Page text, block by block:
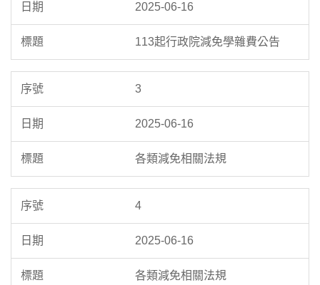
2025-06-16
113起行政院減免學雜費公告
3
2025-06-16
各類減免相關法規
4
2025-06-16
各類減免相關法規